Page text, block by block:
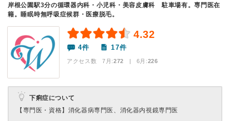
岸根公園駅3分の循環器内科・小児科・美容皮膚科 駐車場有。専門医在
籍。睡眠時無呼吸症候群・医療脱毛。
4.32
4件 17件
アクセス数 7月:272 | 6月:226
下痢症について
【専門医・資格】 消化器病専門医、消化器内視鏡専門医